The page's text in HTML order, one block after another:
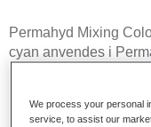
Permahyd Mixing
cyan anvendes i
Produktfunksjoner
We process your personal
service, to assist our